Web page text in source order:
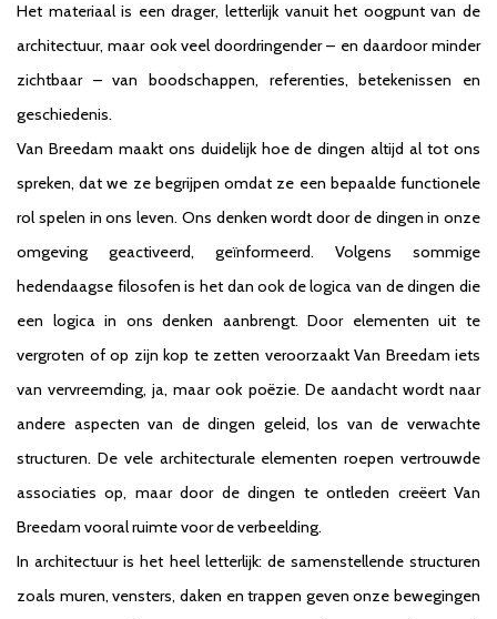
Het materiaal is een drager, letterlijk vanuit het oogpunt van de
architectuur, maar ook veel doordringender – en daardoor minder
zichtbaar – van boodschappen, referenties, betekenissen en
geschiedenis.
Van Breedam maakt ons duidelijk hoe de dingen altijd al tot ons
spreken, dat we ze begrijpen omdat ze een bepaalde functionele
rol spelen in ons leven. Ons denken wordt door de dingen in onze
omgeving geactiveerd, geïnformeerd. Volgens sommige
hedendaagse filosofen is het dan ook de logica van de dingen die
een logica in ons denken aanbrengt. Door elementen uit te
vergroten of op zijn kop te zetten veroorzaakt Van Breedam iets
van vervreemding, ja, maar ook poëzie. De aandacht wordt naar
andere aspecten van de dingen geleid, los van de verwachte
structuren. De vele architecturale elementen roepen vertrouwde
associaties op, maar door de dingen te ontleden creëert Van
Breedam vooral ruimte voor de verbeelding.
In architectuur is het heel letterlijk: de samenstellende structuren
zoals muren, vensters, daken en trappen geven onze bewegingen